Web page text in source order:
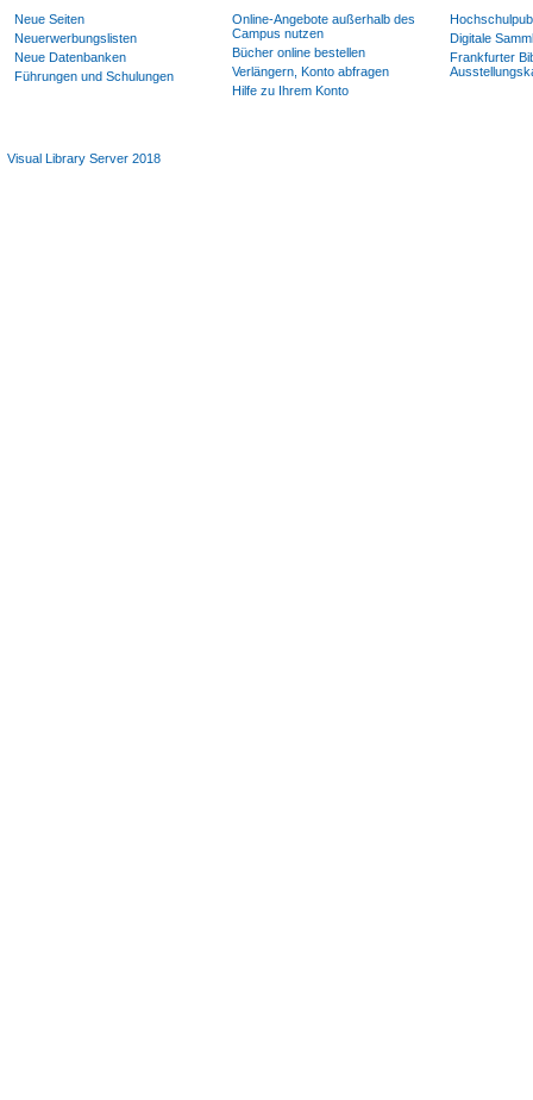
Neue Seiten
Neuerwerbungslisten
Neue Datenbanken
Führungen und Schulungen
Online-Angebote außerhalb des
Campus nutzen
Bücher online bestellen
Verlängern, Konto abfragen
Hilfe zu Ihrem Konto
Digitale
Frankfurter
Visual Library Server 2018